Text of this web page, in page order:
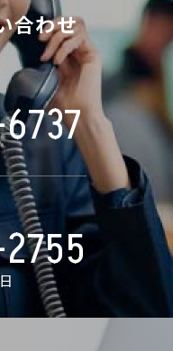
合わせ